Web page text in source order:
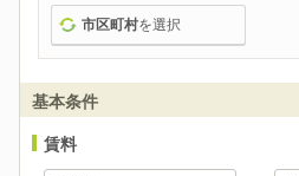
市区町村を選択
基本条件
賃料